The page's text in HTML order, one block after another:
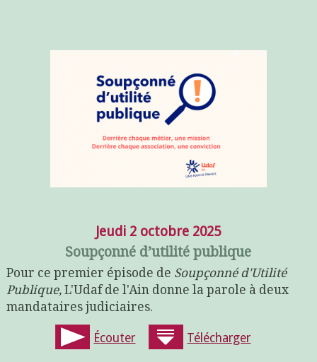
Jeudi 2 octobre 2025
Soupçonné d’utilité publique
Pour ce premier épisode de Soupçonné d'Utilité
Publique, L'Udaf de l'Ain donne la parole à deux
mandataires judiciaires.
Écouter Télécharger